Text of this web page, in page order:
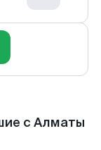
с Алматы